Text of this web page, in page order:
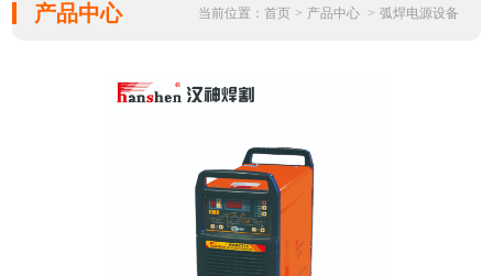
产品中心 当前位置： 首页 > 产品中心 > 弧焊电源设备